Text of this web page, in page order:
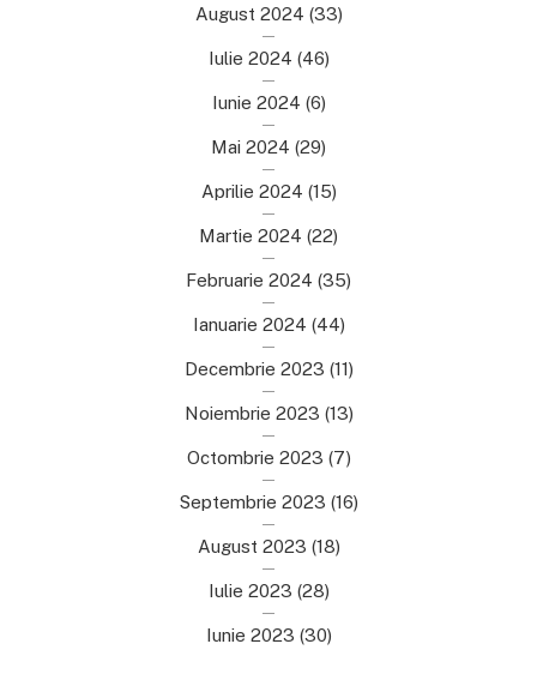
August 2024 (33)
Iulie 2024 (46)
Iunie 2024 (6)
Mai 2024 (29)
Aprilie 2024 (15)
Martie 2024 (22)
Februarie 2024 (35)
Ianuarie 2024 (44)
Decembrie 2023 (11)
Noiembrie 2023 (13)
Octombrie 2023 (7)
Septembrie 2023 (16)
August 2023 (18)
Iulie 2023 (28)
Iunie 2023 (30)